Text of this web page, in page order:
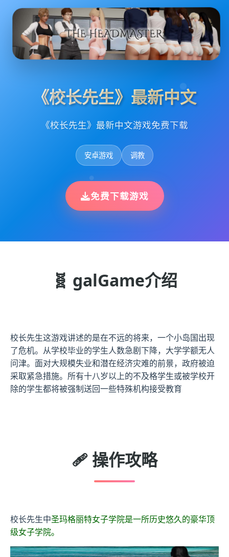
《校长先生》最新中文
《校长先生》最新中文游戏免费下载
安卓游戏 调教
免费下载游戏
🧬 galGame介绍
校长先生这游戏讲述的是在不远的将来，一个小岛国出现
了危机。从学校毕业的学生人数急剧下降，大学学额无人
问津。面对大规模失业和潜在经济灾难的前景，政府被迫
采取紧急措施。所有十八岁以上的不及格学生或被学校开
除的学生都将被强制送回一些特殊机构接受教育
🩹 操作攻略
校长先生中圣玛格丽特女子学院是一所历史悠久的豪华顶
级女子学院。